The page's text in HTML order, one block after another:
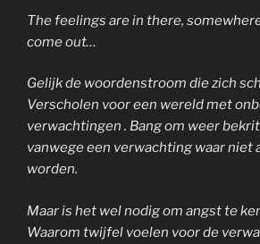
The feelings are in there,
come out…
Gelijk de woordenstroom die zich
Verscholen voor een wereld met
verwachtingen . Bang om weer
vanwege een verwachting waar niet
worden.
Maar is het wel nodig om angst te
Waarom twijfel voelen voor de